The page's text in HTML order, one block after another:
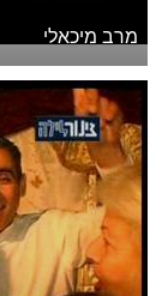
מרב מיכאלי